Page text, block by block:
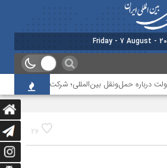
درباره حمل‌ونقل بین‌المللی؛ شرکت‌ها زیر فشار
26